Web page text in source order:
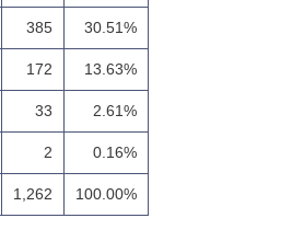
385 30.51%
172 13.63%
33 2.61%
2 0.16%
1,262 100.00%